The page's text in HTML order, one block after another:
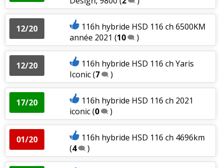
12/20
116h hybride HSD 116 ch 6500KM
année 2021 (10 )
12/20
116h hybride HSD 116 ch Yaris
Iconic(7 )
17/20
116h hybride HSD 116 ch 2021
iconic(0 )
01/20
116h hybride HSD 116 ch 4696km
(4 )